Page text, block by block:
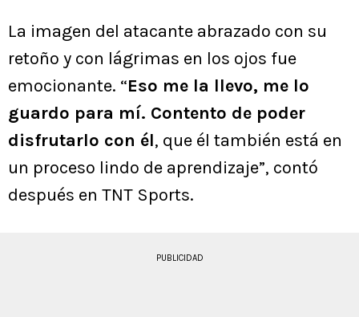
La imagen del atacante abrazado con su
retoño y con lágrimas en los ojos fue
emocionante. “Eso me la llevo, me lo
guardo para mí. Contento de poder
disfrutarlo con él, que él también está en
un proceso lindo de aprendizaje”, contó
después en TNT Sports.
PUBLICIDAD